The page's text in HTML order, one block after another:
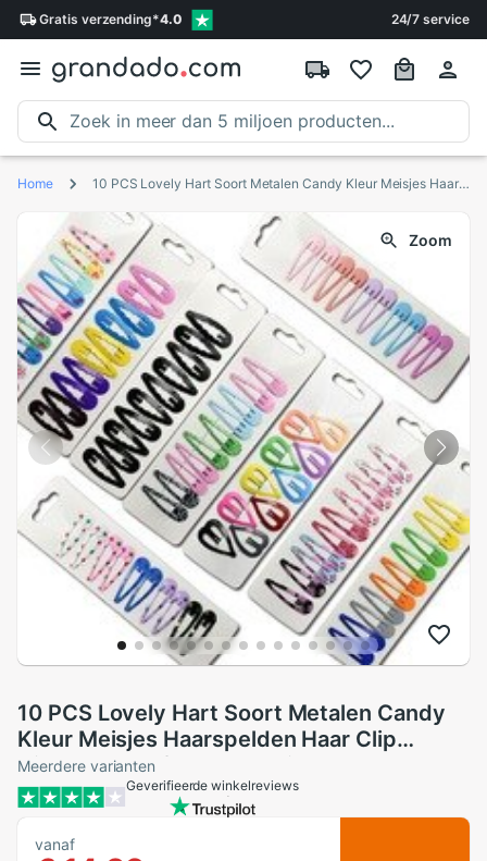
Gratis verzending*4.0 24/7 service
Home 10 PCS Lovely Hart Soort Metalen Candy Kleur Meisjes Haarspelden Haar Clip Kinderen Hoofddeksels Kinderen Accessoires Baby BB Clips
Zoom
10 PCS Lovely Hart Soort Metalen Candy
Kleur Meisjes Haarspelden Haar Clip
Kinderen Hoofddeksels Kinderen
Accessoires Baby BB Clips
Meerdere varianten
Geverifieerde winkelreviews
vanaf